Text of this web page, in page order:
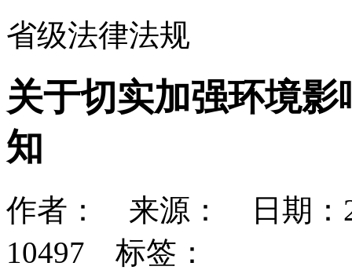
省级法律法规
关于切实加强环境
知
作者： 来源： 日期：
10497 标签：